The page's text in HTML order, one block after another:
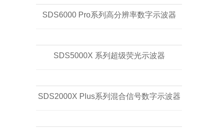
SDS6000 Pro系列高分辨率数字示波器
SDS5000X 系列超级荧光示波器
SDS2000X Plus系列混合信号数字示波器